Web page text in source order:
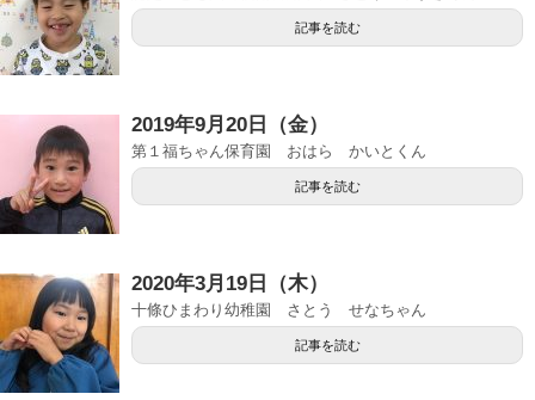
記事を読む
2019年9月20日（金）
第１福ちゃん保育園 おはら かいとくん
記事を読む
2020年3月19日（木）
十條ひまわり幼稚園 さとう せなちゃん
記事を読む